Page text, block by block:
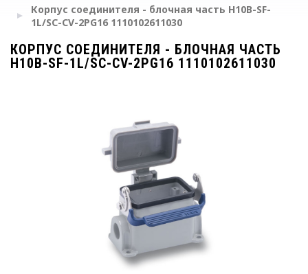
Корпус соединителя - блочная часть H10B-SF-
1L/SC-CV-2PG16 1110102611030
КОРПУС СОЕДИНИТЕЛЯ - БЛОЧНАЯ ЧАСТЬ
H10B-SF-1L/SC-CV-2PG16 1110102611030